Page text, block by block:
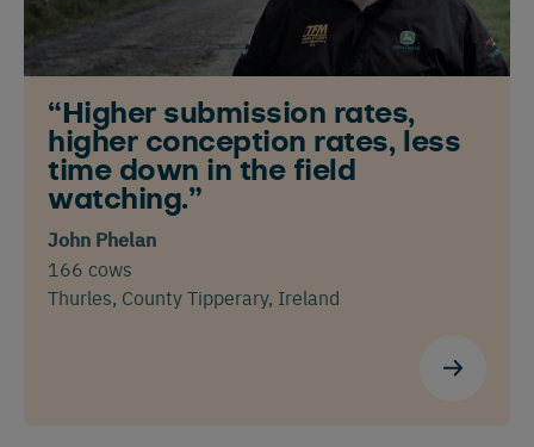
“Higher submission rates,
higher conception rates, less
time down in the field
watching.”
John Phelan
166 cows
Thurles, County Tipperary, Ireland